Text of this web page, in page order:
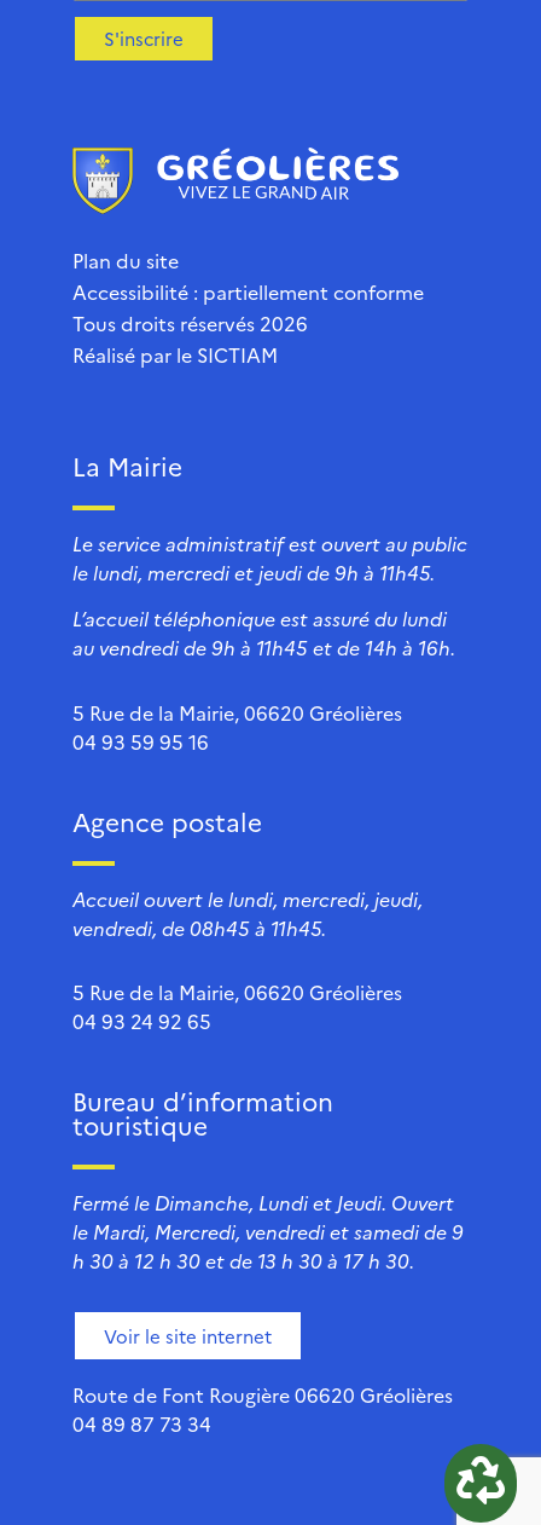
S'inscrire
Plan du site
Accessibilité : partiellement conforme
Tous droits réservés 2026
Réalisé par le SICTIAM
La Mairie
Le service administratif est ouvert au public
le lundi, mercredi et jeudi de 9h à 11h45.
L’accueil téléphonique est assuré du lundi
au vendredi de 9h à 11h45 et de 14h à 16h.
5 Rue de la Mairie, 06620 Gréolières
04 93 59 95 16
Agence postale
Accueil ouvert le lundi, mercredi, jeudi,
vendredi, de 08h45 à 11h45.
5 Rue de la Mairie, 06620 Gréolières
04 93 24 92 65
Bureau d’information
touristique
Fermé le Dimanche, Lundi et Jeudi. Ouvert
le Mardi, Mercredi, vendredi et samedi de 9
h 30 à 12 h 30 et de 13 h 30 à 17 h 30.
Voir le site internet
Route de Font Rougière 06620 Gréolières
04 89 87 73 34